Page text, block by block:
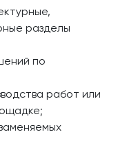
разделы
по
работ или